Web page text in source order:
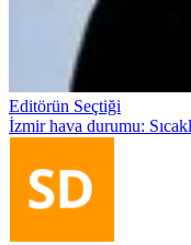
Editörün Seçtiği
İzmir hava durumu: